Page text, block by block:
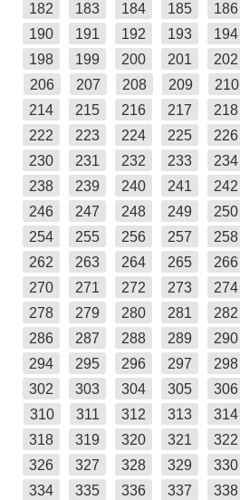
182 183 184 185 186
190
191 192 193 194
198
199 200 201 202
206
207 208 209 210
214
215 216 217 218
222
223 224 225 226
230
231 232 233 234
238
239 240 241 242
246
247 248 249 250
254
255 256 257 258
262
263 264 265 266
270
271 272 273 274
278
279 280 281 282
286
287 288 289 290
294
295 296 297 298
302
303 304 305 306
310
311 312 313 314
318
319 320 321 322
326
327 328 329 330
334
335 336 337 338